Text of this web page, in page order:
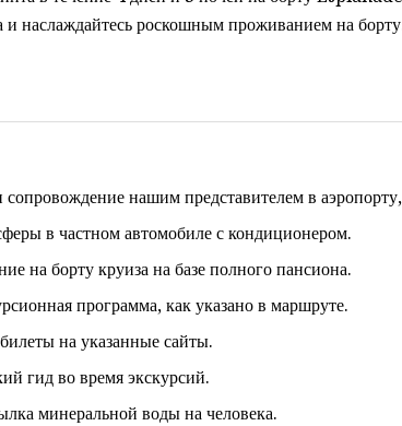
и наслаждайтесь роскошным проживанием на
сопровождение нашим представителем в
в частном автомобиле с кондиционером.
на борту круиза на базе полного пансиона.
программа, как указано в маршруте.
на указанные сайты.
гид во время экскурсий.
минеральной воды на человека.